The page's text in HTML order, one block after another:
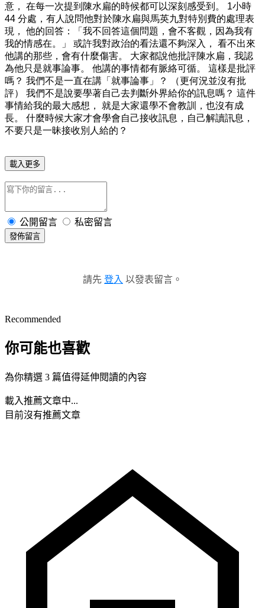
意， 在每一次提到陳水扁的時候都可以深刻感受到。 1小時
44 分處，有人說問他對於陳水扁與馬英九對特別費的處理表
現， 他的回答：「我不回答這個問題，會不客觀，因為我有
我的情感在。」 或許我對政治的看法還不夠深入， 看不出來
他講的那些，會有什麼傷害。 大家都說他批評陳水扁，我認
為他只是就事論事。 他講的事情都有脈絡可循。 這樣是批評
嗎？ 我們不是一直在講「就事論事」？ （更何況並沒有批
評） 我們不是說要學著自己去判斷外界給你的訊息嗎？ 這件
事情給我的最大感想， 就是大家還學不會教訓，也沒有成
長。 什麼時候大家才會學會自己接收訊息，自己解讀訊息，
不要只是一昧接收別人給的？
載入更多
公開留言 私密留言
發佈留言
請先 登入 以發表留言。
Recommended
你可能也喜歡
為你精選 3 篇值得延伸閱讀的內容
載入推薦文章中...
目前沒有推薦文章